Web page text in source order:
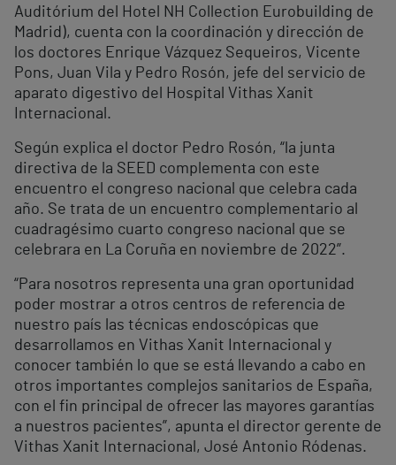
Auditórium del Hotel NH Collection Eurobuilding de
Madrid), cuenta con la coordinación y dirección de
los doctores Enrique Vázquez Sequeiros, Vicente
Pons, Juan Vila y Pedro Rosón, jefe del servicio de
aparato digestivo del Hospital Vithas Xanit
Internacional.
Según explica el doctor Pedro Rosón, “la junta
directiva de la SEED complementa con este
encuentro el congreso nacional que celebra cada
año. Se trata de un encuentro complementario al
cuadragésimo cuarto congreso nacional que se
celebrara en La Coruña en noviembre de 2022”.
“Para nosotros representa una gran oportunidad
poder mostrar a otros centros de referencia de
nuestro país las técnicas endoscópicas que
desarrollamos en Vithas Xanit Internacional y
conocer también lo que se está llevando a cabo en
otros importantes complejos sanitarios de España,
con el fin principal de ofrecer las mayores garantías
a nuestros pacientes”, apunta el director gerente de
Vithas Xanit Internacional, José Antonio Ródenas.